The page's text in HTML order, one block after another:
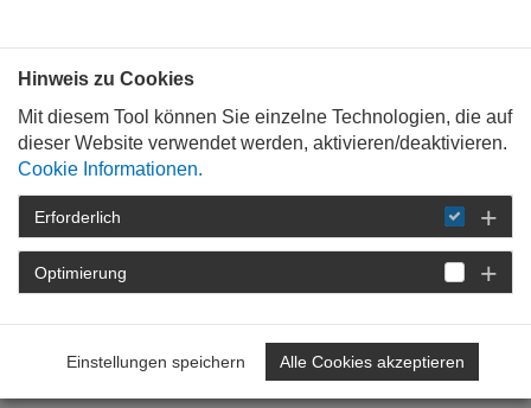
STARTSEITE DETAIL
Mitbewerber? ...
ausgebremst!
Hinweis zu Cookies
Mit diesem Tool können Sie einzelne Technologien, die auf
dieser Website verwendet werden, aktivieren/deaktivieren.
Cookie Informationen.
Erforderlich
Optimierung
Einstellungen speichern Alle Cookies akzeptieren